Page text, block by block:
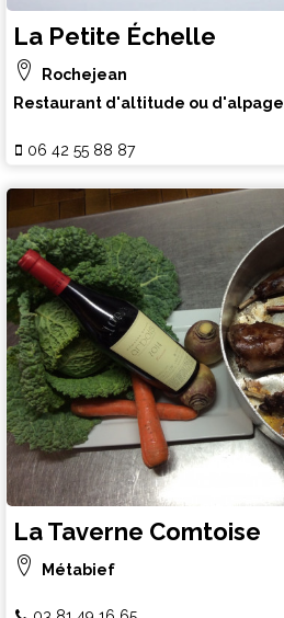
La Petite Échelle
Rochejean
Restaurant d'altitude ou d'alpage
06 42 55 88 87
La Taverne Comtoise
Métabief